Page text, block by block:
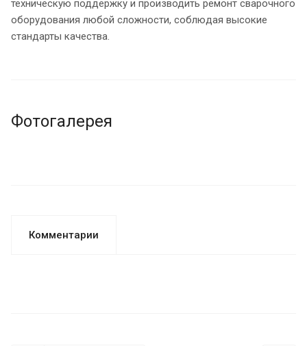
техническую поддержку и производить ремонт сварочного
оборудования любой сложности, соблюдая высокие
стандарты качества.
Фотогалерея
Комментарии